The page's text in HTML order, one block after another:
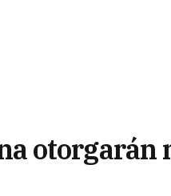
otorgarán